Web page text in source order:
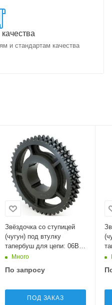
и стандартам качества
Звёздочка со ступицей
(чугун) под втулку
тапербуш для цепи: 06B-
3, Z=114, 3/8" x 7/32"
Много
По запросу
ПОД ЗАКАЗ
1,